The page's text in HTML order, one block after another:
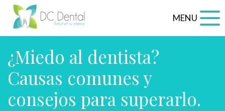
MENU
¿Miedo al dentista?
Causas comunes y
consejos para superarlo.